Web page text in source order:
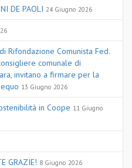
DE PAOLI 24 Giugno 2026
Rifondazione Comunista Fed.
comunale di
invitano a firmare per la
13 Giugno 2026
in Coope 11 Giugno
GRAZIE! 8 Giugno 2026